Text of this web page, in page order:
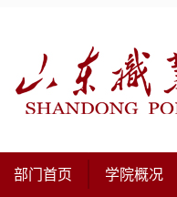
部门首页 学院概况